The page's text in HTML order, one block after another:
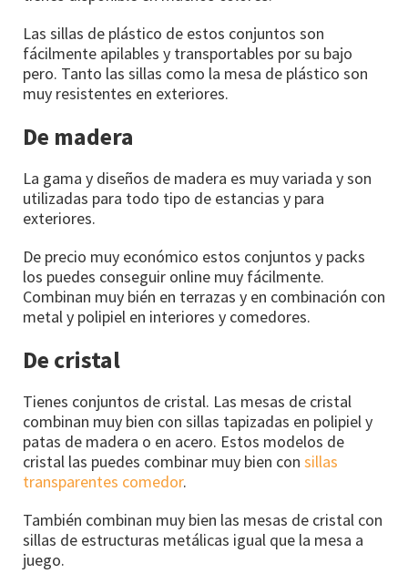
Las sillas de plástico de estos conjuntos son
fácilmente apilables y transportables por su bajo
pero. Tanto las sillas como la mesa de plástico son
muy resistentes en exteriores.
De madera
La gama y diseños de madera es muy variada y son
utilizadas para todo tipo de estancias y para
exteriores.
De precio muy económico estos conjuntos y packs
los puedes conseguir online muy fácilmente.
Combinan muy bién en terrazas y en combinación con
metal y polipiel en interiores y comedores.
De cristal
Tienes conjuntos de cristal. Las mesas de cristal
combinan muy bien con sillas tapizadas en polipiel y
patas de madera o en acero. Estos modelos de
cristal las puedes combinar muy bien con sillas
transparentes comedor.
También combinan muy bien las mesas de cristal con
sillas de estructuras metálicas igual que la mesa a
juego.